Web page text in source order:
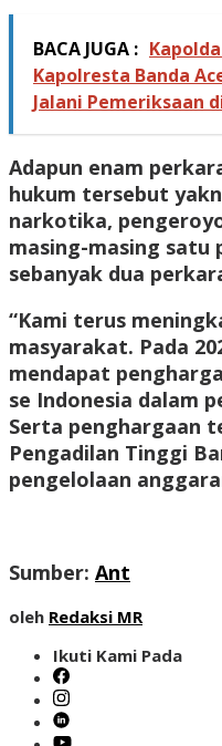
BACA JUGA :
Kapolresta Banda
Jalani Pemeriksaan
Adapun enam
hukum tersebut
narkotika,
masing-masing satu
sebanyak dua
“Kami terus
masyarakat. Pada
mendapat
se Indonesia dalam
Serta penghargaan
Pengadilan Tinggi
pengelolaan
Sumber: Ant
oleh Redaksi MR
Ikuti Kami Pada